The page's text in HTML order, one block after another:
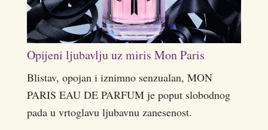
Opijeni ljubavlju uz miris Mon Paris
Blistav, opojan i iznimno senzualan, MON
PARIS EAU DE PARFUM je poput slobodnog
pada u vrtoglavu ljubavnu zanesenost.